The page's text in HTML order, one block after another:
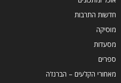
חדשות התרבות
מוסיקה
מסעדות
ספרים
מאחורי הקלעים – הברנז'ה